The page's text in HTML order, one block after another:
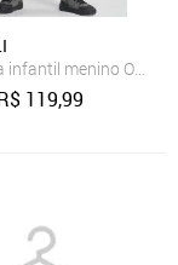
infantil menino Os
119,99